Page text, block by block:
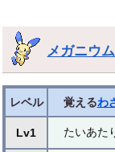
メガニウム
レベル 覚えるわ
Lv1 たいあた